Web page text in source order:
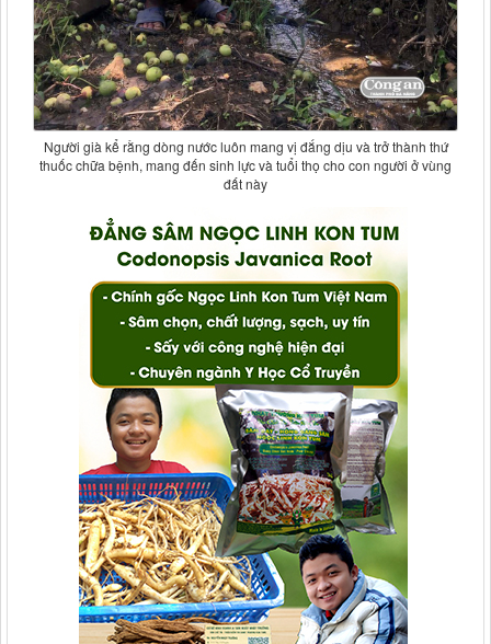
Người già kể rằng dòng nước luôn mang vị đắng dịu và trở thành thứ
thuốc chữa bệnh, mang đến sinh lực và tuổi thọ cho con người ở vùng
đất này